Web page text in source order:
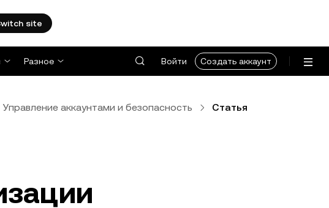
site
Разное Войти Создать аккаунт
Управление аккаунтами и безопасность Статья